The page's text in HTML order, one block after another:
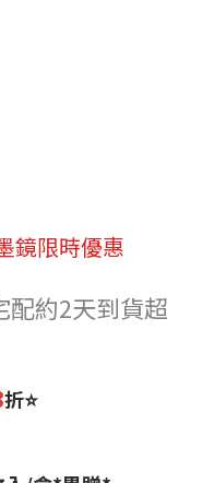
鏡限時優惠
配約2天到貨超
折⭐